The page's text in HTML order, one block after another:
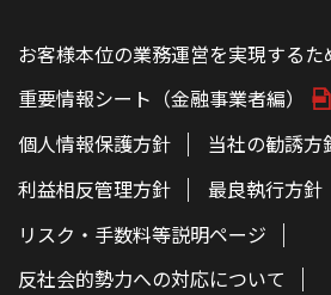
お客様本位の業務運営を実現するた
重要情報シート（金融事業者編）
個人情報保護方針
当社の勧誘方
利益相反管理方針
最良執行方針
リスク・手数料等説明ページ
反社会的勢力への対応について